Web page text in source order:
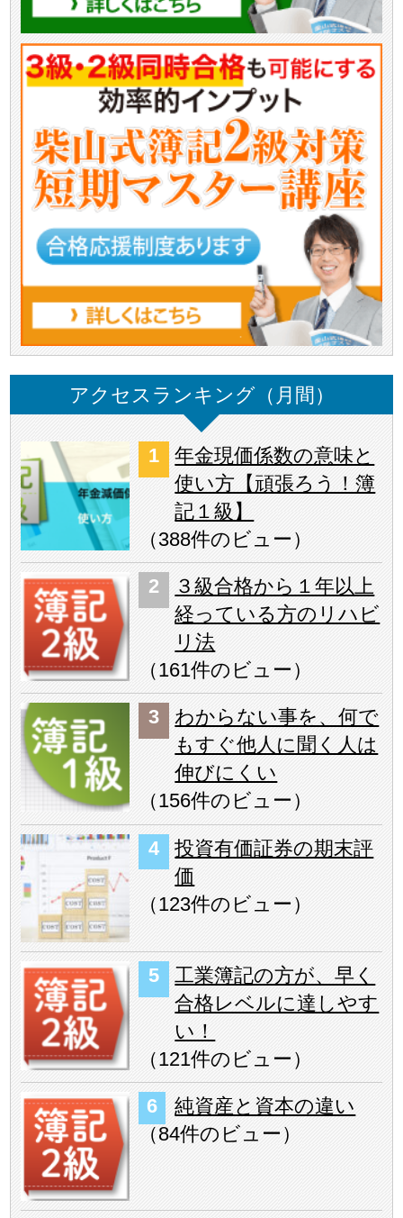
アクセスランキング（月間）
年金現価係数の意味と
使い方【頑張ろう！簿
記１級】
（388件のビュー ）
３級合格から１年以上
経っている方のリハビ
リ法
（161件のビュー ）
わからない事を、何で
もすぐ他人に聞く人は
伸びにくい
（156件のビュー ）
投資有価証券の期末評
価
（123件のビュー ）
工業簿記の方が、早く
合格レベルに達しやす
い！
（121件のビュー ）
純資産と資本の違い
（84件のビュー ）